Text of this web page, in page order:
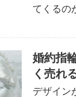
てくるの
婚約指
く売れ
デザイン